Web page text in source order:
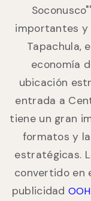
importantes y
Tapachula,
economía
ubicación
entrada a
tiene un gran
formatos y
estratégicas.
convertido en
publicidadOOH